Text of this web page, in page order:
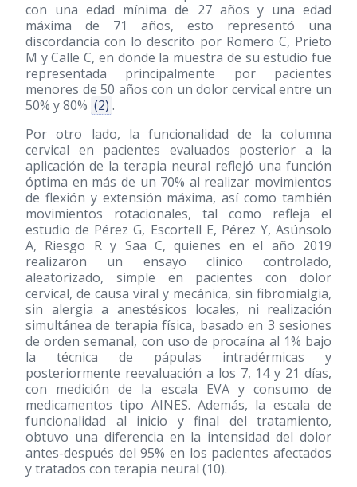
con una edad mínima de 27 años y una edad
máxima de 71 años, esto representó una
discordancia con lo descrito por Romero C, Prieto
M y Calle C, en donde la muestra de su estudio fue
representada principalmente por pacientes
menores de 50 años con un dolor cervical entre un
50% y 80% (2) .
Por otro lado, la funcionalidad de la columna
cervical en pacientes evaluados posterior a la
aplicación de la terapia neural reflejó una función
óptima en más de un 70% al realizar movimientos
de flexión y extensión máxima, así como también
movimientos rotacionales, tal como refleja el
estudio de Pérez G, Escortell E, Pérez Y, Asúnsolo
A, Riesgo R y Saa C, quienes en el año 2019
realizaron un ensayo clínico controlado,
aleatorizado, simple en pacientes con dolor
cervical, de causa viral y mecánica, sin fibromialgia,
sin alergia a anestésicos locales, ni realización
simultánea de terapia física, basado en 3 sesiones
de orden semanal, con uso de procaína al 1% bajo
la técnica de pápulas intradérmicas y
posteriormente reevaluación a los 7, 14 y 21 días,
con medición de la escala EVA y consumo de
medicamentos tipo AINES. Además, la escala de
funcionalidad al inicio y final del tratamiento,
obtuvo una diferencia en la intensidad del dolor
antes-después del 95% en los pacientes afectados
y tratados con terapia neural (10).